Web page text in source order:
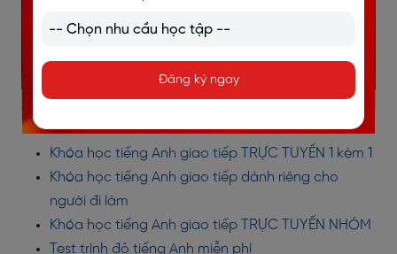
>> ĐĂNG KÝ CÁC KHOÁ HỌC TIẾNG ANH
Khóa học tiếng Anh giao tiếp TRỰC TUYẾN 1 kèm 1
Khóa học tiếng Anh giao tiếp dành riêng cho
người đi làm
Khóa học tiếng Anh giao tiếp TRỰC TUYẾN NHÓM
Test trình độ tiếng Anh miễn phí
Đăng ký ngay